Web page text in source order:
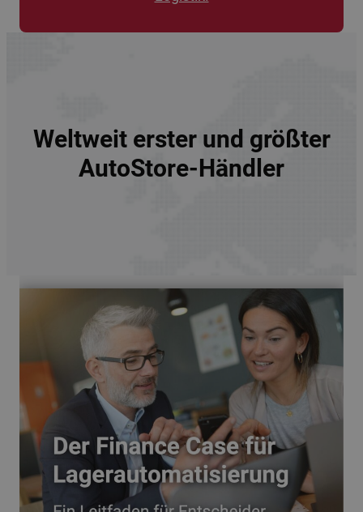
Weltweit erster und größter
AutoStore-Händler